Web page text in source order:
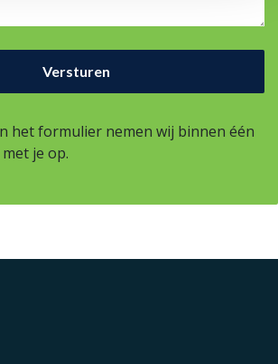
het formulier nemen wij binnen één
je op.